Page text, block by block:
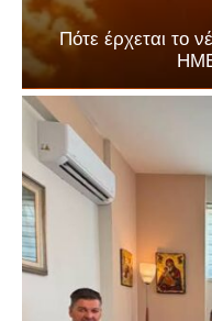
Πότε έρχεται το